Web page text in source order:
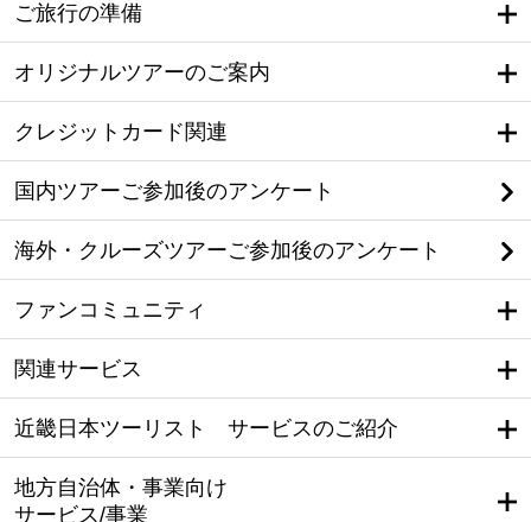
ご旅行の準備
オリジナルツアーのご案内
クレジットカード関連
国内ツアーご参加後のアンケート
海外・クルーズツアーご参加後のアンケート
ファンコミュニティ
関連サービス
近畿日本ツーリスト サービスのご紹介
地方自治体・事業向け
サービス/事業